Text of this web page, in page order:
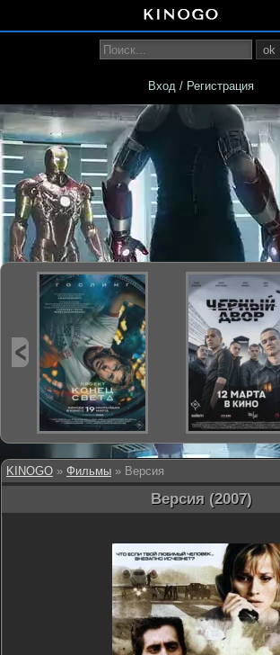
KINOGO » Фильмы » Версия
Версия (2007)
ok
Вход / Регистрация